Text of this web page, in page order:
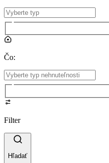
Čo:
Filter
Hľadať